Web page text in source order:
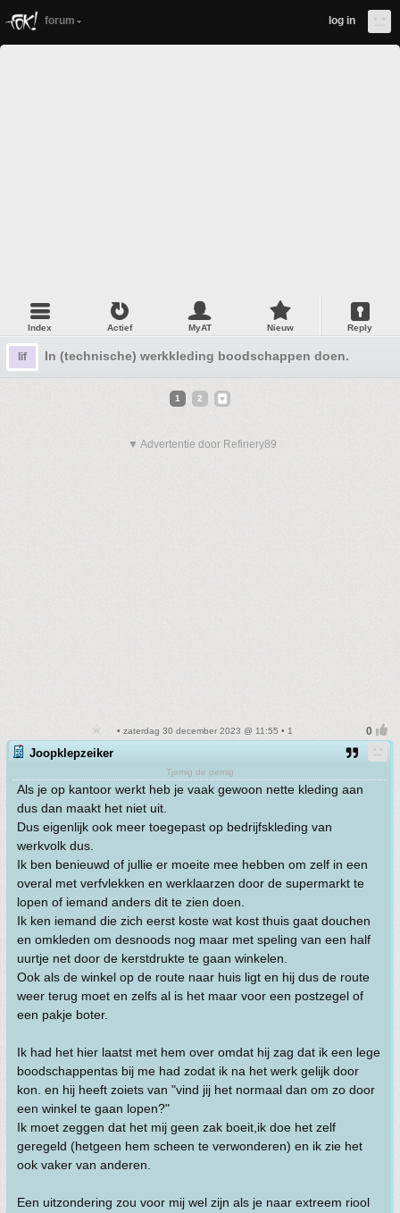
forum log in
Index Actief MyAT Nieuw Reply
lif In (technische) werkkleding boodschappen doen.
1 2
▼ Advertentie door Refinery89
• zaterdag 30 december 2023 @ 11:55 • 1
Joopklepzeiker
Tjemig de pemig
Als je op kantoor werkt heb je vaak gewoon nette kleding aan
dus dan maakt het niet uit.
Dus eigenlijk ook meer toegepast op bedrijfskleding van
werkvolk dus.
Ik ben benieuwd of jullie er moeite mee hebben om zelf in een
overal met verfvlekken en werklaarzen door de supermarkt te
lopen of iemand anders dit te zien doen.
Ik ken iemand die zich eerst koste wat kost thuis gaat douchen
en omkleden om desnoods nog maar met speling van een half
uurtje net door de kerstdrukte te gaan winkelen.
Ook als de winkel op de route naar huis ligt en hij dus de route
weer terug moet en zelfs al is het maar voor een postzegel of
een pakje boter.
Ik had het hier laatst met hem over omdat hij zag dat ik een lege
boodschappentas bij me had zodat ik na het werk gelijk door
kon. en hij heeft zoiets van "vind jij het normaal dan om zo door
een winkel te gaan lopen?"
Ik moet zeggen dat het mij geen zak boeit,ik doe het zelf
geregeld (hetgeen hem scheen te verwonderen) en ik zie het
ook vaker van anderen.
Een uitzondering zou voor mij wel zijn als je naar extreem riool